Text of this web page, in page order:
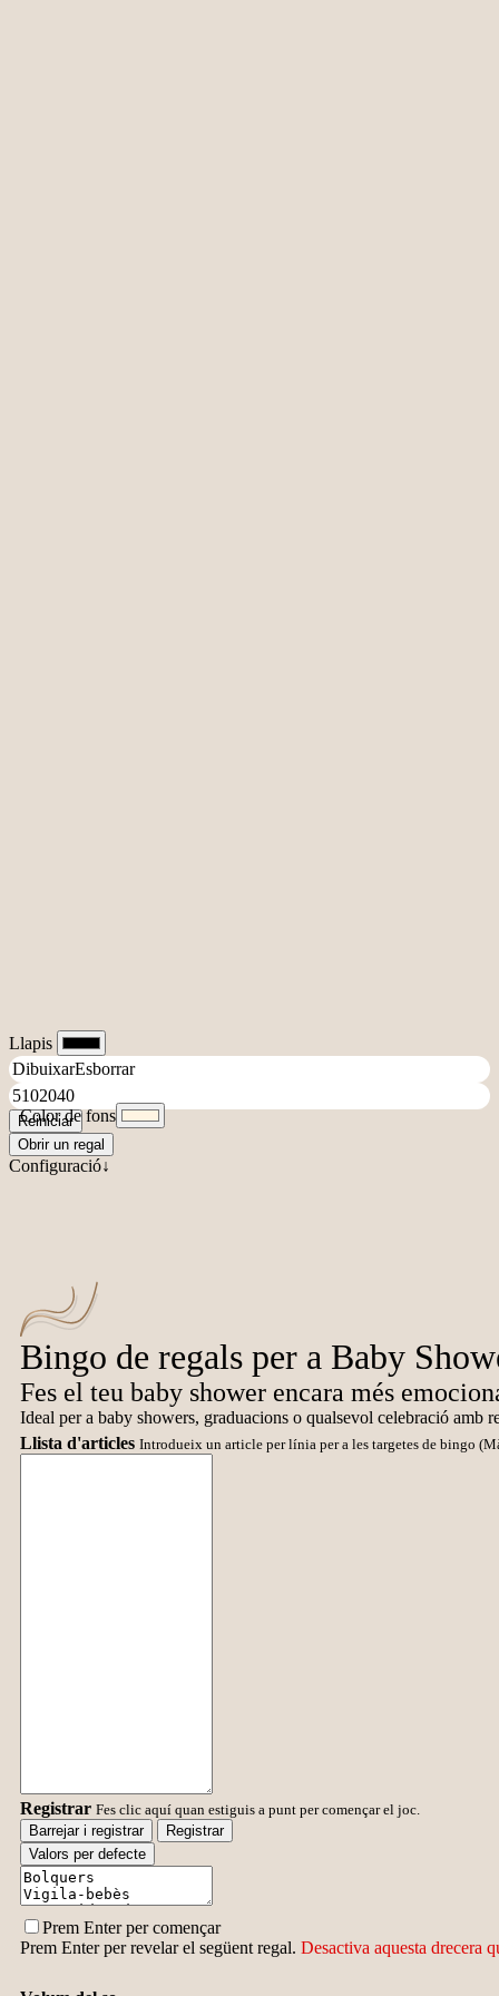
Llapis
Reiniciar
Obrir un regal
Configuració↓
Color de fons
Bingo de regals per a Baby
Fes el teu baby shower encara més
Ideal per a baby showers, graduacions o qualsevol celebració amb
Llista d'articles Introdueix un article per línia per a les targetes de bingo
Registrar Fes clic aquí quan estiguis a punt per començar el joc.
Barrejar i registrar
Registrar
Valors per defecte
Prem Enter per començar
Prem Enter per revelar el següent regal. Desactiva aquesta drecera